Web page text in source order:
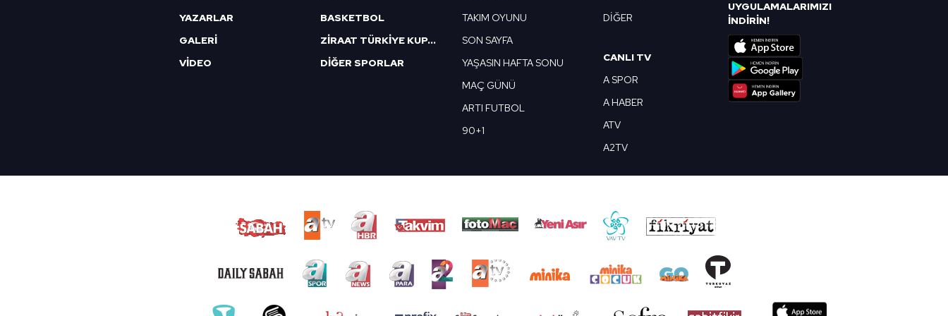
YAZARLAR
GALERİ
VİDEO
BASKETBOL
ZİRAAT TÜRKİYE KUPASI
DİĞER SPORLAR
TAKIM OYUNU
SON SAYFA
YAŞASIN HAFTA SONU
MAÇ GÜNÜ
ARTI FUTBOL
90+1
DİĞER
CANLI TV
A SPOR
A HABER
ATV
A2TV
UYGULAMALARIMIZI
İNDİRİN!